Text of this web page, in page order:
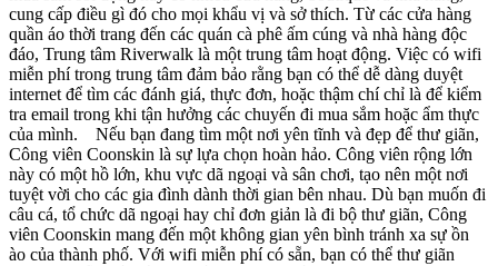
cung cấp điều gì đó cho mọi khẩu vị và sở thích. Từ các cửa hàng
quần áo thời trang đến các quán cà phê ấm cúng và nhà hàng độc
đáo, Trung tâm Riverwalk là một trung tâm hoạt động. Việc có wifi
miễn phí trong trung tâm đảm bảo rằng bạn có thể dễ dàng duyệt
internet để tìm các đánh giá, thực đơn, hoặc thậm chí chỉ là để kiểm
tra email trong khi tận hưởng các chuyến đi mua sắm hoặc ẩm thực
của mình. Nếu bạn đang tìm một nơi yên tĩnh và đẹp để thư giãn,
Công viên Coonskin là sự lựa chọn hoàn hảo. Công viên rộng lớn
này có một hồ lớn, khu vực dã ngoại và sân chơi, tạo nên một nơi
tuyệt vời cho các gia đình dành thời gian bên nhau. Dù bạn muốn đi
câu cá, tổ chức dã ngoại hay chỉ đơn giản là đi bộ thư giãn, Công
viên Coonskin mang đến một không gian yên bình tránh xa sự ồn
ào của thành phố. Với wifi miễn phí có sẵn, bạn có thể thư giãn